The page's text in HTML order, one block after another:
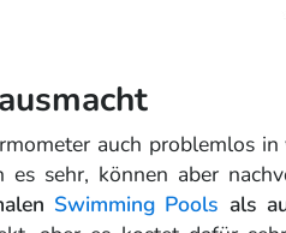
auch problemlos
sehr, können aber
Swimming Pools als